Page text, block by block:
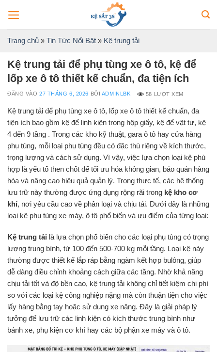
qua
nội
dungTrang chủ » Tin Tức Nổi Bật » Kệ trung tải
Kệ trung tải để phụ tùng xe ô tô, kệ để
lốp xe ô tô thiết kế chuẩn, đa tiện ích
ĐĂNG VÀO27 THÁNG 6, 2026 BỞI ADMINLBK 58 LƯỢT XEM
Kệ trung tải để phụ tùng xe ô tô, lốp xe ô tô thiết kế chuẩn, đa
tiện ích bao gồm kệ để linh kiện trong hộp giấy, kệ để vật tư, kệ
4 đến 9 tầng . Trong các kho kỹ thuật, gara ô tô hay cửa hàng
phụ tùng, mỗi loại phụ tùng đều có đặc thù riêng về kích thước,
trọng lượng và cách sử dụng. Vì vậy, việc lựa chọn loại kệ phù
hợp là yếu tố then chốt để tối ưu hóa không gian, bảo quản hàng
hóa và nâng cao hiệu quả quản lý. Trong thực tế, các hệ thống
lưu trữ này thường được ứng dụng rộng rãi trong kệ kho cơ
khí, nơi yêu cầu cao về phân loại và chịu tải. Dưới đây là những
loại kệ phụ tùng xe máy, ô tô phổ biến và ưu điểm của từng loại:
Kệ trung tải là lựa chọn phổ biến cho các loại phụ tùng có trọng
lượng trung bình, từ 100 đến 500-700 kg mỗi tầng. Loại kệ này
thường được thiết kế lắp ráp bằng ngàm kết hợp bulông, giúp
dễ dàng điều chỉnh khoảng cách giữa các tầng. Nhờ khả năng
chịu tải tốt và độ bền cao, kệ trung tải không chỉ tiết kiệm chi phí
so với các loại kệ công nghiệp nặng mà còn thuận tiện cho việc
lấy hàng bằng tay hoặc sử dụng xe nâng. Đây là giải pháp lý
tưởng để lưu trữ các linh kiện có kích thước trung bình như
bánh xe, phụ kiện cơ khí hay các bộ phận xe máy và ô tô.